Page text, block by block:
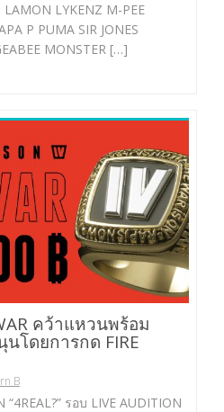
LAMON LYKENZ M-PEE
P PUMA SIR JONES
MONSTER […]
คว้าแหวนพร้อม
โดยการกด FIRE
B
รอบ LIVE AUDITION